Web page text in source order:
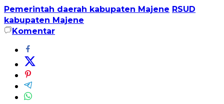
Pemerintah daerah kabupaten Majene RSUD
kabupaten Majene
Komentar